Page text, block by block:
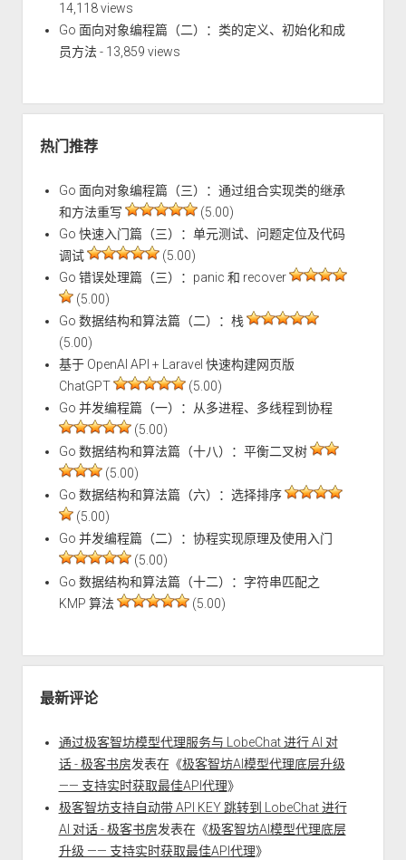
14,118 views
Go 面向对象编程篇（二）：类的定义、初始化和成
员方法- 13,859 views
热门推荐
Go 面向对象编程篇（三）：通过组合实现类的继承
和方法重写
(5.00)
Go 快速入门篇（三）：单元测试、问题定位及代码
调试
(5.00)
Go 错误处理篇（三）：panic 和 recover
(5.00)
Go 数据结构和算法篇（二）：栈
(5.00)
基于 OpenAI API + Laravel 快速构建网页版
ChatGPT
(5.00)
Go 并发编程篇（一）：从多进程、多线程到协程
(5.00)
Go 数据结构和算法篇（十八）：平衡二叉树
(5.00)
Go 数据结构和算法篇（六）：选择排序
(5.00)
Go 并发编程篇（二）：协程实现原理及使用入门
(5.00)
Go 数据结构和算法篇（十二）：字符串匹配之
KMP 算法
(5.00)
最新评论
通过极客智坊模型代理服务与 LobeChat 进行 AI 对
话 - 极客书房发表在《极客智坊AI模型代理底层升级
—— 支持实时获取最佳API代理》
极客智坊支持自动带 API KEY 跳转到 LobeChat 进行
AI 对话 - 极客书房发表在《极客智坊AI模型代理底层
升级 —— 支持实时获取最佳API代理》